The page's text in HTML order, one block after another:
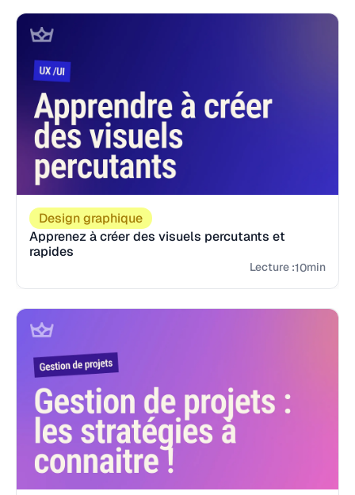
Design graphique
Apprenez à créer des visuels percutants et
rapides
Lecture :10min